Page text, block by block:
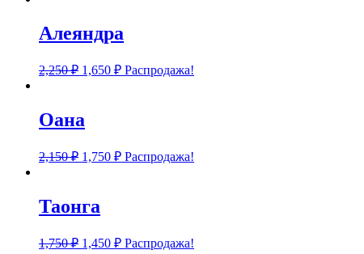
Алеяндра
2,250₽ 1,650 ₽ Распродажа!
Оана
2,150₽ 1,750 ₽ Распродажа!
Таонга
1,750₽ 1,450 ₽ Распродажа!